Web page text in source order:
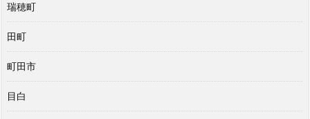
瑞穂町
田町
町田市
目白